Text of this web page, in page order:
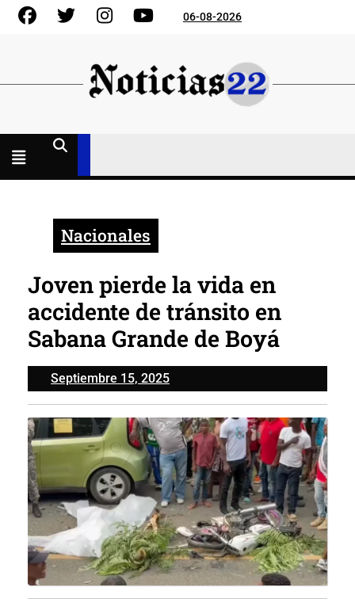
Skip
FacebookGorjeo InstagramYouTube06-08-2026
Nacionales
Joven pierde la vida en
accidente de tránsito en
Sabana Grande de Boyá
Septiembre 15, 2025Septiembre
15,
2025